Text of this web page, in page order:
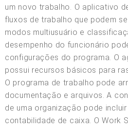
um novo trabalho. O aplicativo
fluxos de trabalho que podem
modos multiusuário e
desempenho do funcionário
configurações do programa. O
possui recursos básicos para
O programa de trabalho pode
documentação e arquivos. A
de uma organização pode
contabilidade de caixa. O Work